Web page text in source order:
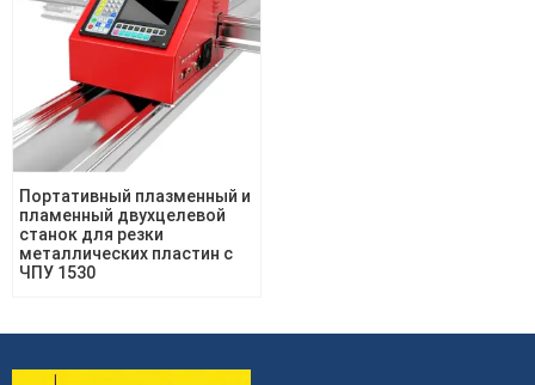
Портативный плазменный и
пламенный двухцелевой
станок для резки
металлических пластин с
ЧПУ 1530